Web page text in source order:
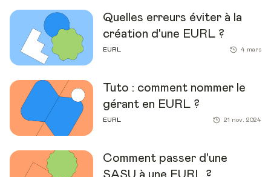
Quelles erreurs éviter à la
création d'une EURL ?
EURL 4 mars
Tuto : comment nommer le
gérant en EURL ?
EURL 21 nov. 2024
Comment passer d'une
SASU à une EURL ?